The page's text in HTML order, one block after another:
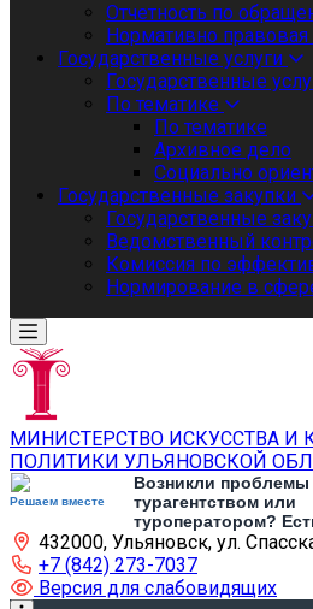
Отчетность по
Нормативно правовая
Государственные услуги
Государственные
По тематике
По тематике
Архивное дело
Социально
Государственные закупки
Государственные
Ведомственный
Комиссия по
Нормирование в
МИНИСТЕРСТВО ИСКУССТВА И
ПОЛИТИКИ УЛЬЯНОВСКОЙ
Решаем вместе
Возникли проблемы
турагентством или
туроператором?
предложения по
туризма и
инфраструктуры?
этом
432000, Ульяновск, ул.
+7 (842) 273-7037
Версия для слабовидящих